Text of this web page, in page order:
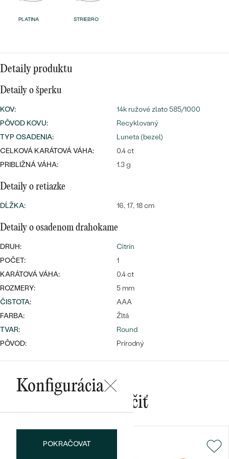
Wave kolekcia
PODĽA TVARU DRAHOKAMU
DIAMANTY
Bestsellery
OBJAVIŤ
Personalizované
prívesky
OBJAVIŤ
Najpredávanejšie
prstene
PLATINA STRIEBRO
Detaily produktu
Detaily o šperku
KOV:
14k ružové zlato 585/1000
PÔVOD KOVU:
Recyklovaný
TYP OSADENIA:
Luneta (bezel)
CELKOVÁ KARÁTOVÁ VÁHA:
0.4 ct
PRIBLIŽNÁ VÁHA:
1.3 g
Detaily o retiazke
DĹŽKA: 16, 17, 18 cm
Detaily o osadenom drahokame
DRUH:
Citrín
POČET:
1
KARÁTOVÁ VÁHA:
0.4 ct
ROZMERY:
5 mm
ČISTOTA:
AAA
FARBA:
Žltá
TVAR:
Round
PÔVOD:
Prírodný
Konfigurácia
POKRAČOVAT
Mohlo by sa vám páčiť